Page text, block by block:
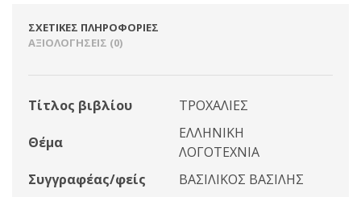
ΣΧΕΤΙΚΈΣ ΠΛΗΡΟΦΟΡΊΕΣ
ΑΞΙΟΛΟΓΉΣΕΙΣ (0)
Τίτλος βιβλίου ΤΡΟΧΑΛΙΕΣ
Θέμα
ΕΛΛΗΝΙΚΗ
ΛΟΓΟΤΕΧΝΙΑ
Συγγραφέας/φείς
ΒΑΣΙΛΙΚΟΣ ΒΑΣΙΛΗΣ